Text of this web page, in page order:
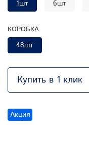
Акция
Купить в 1 клик
1шт 6шт
КОРОБКА
48шт